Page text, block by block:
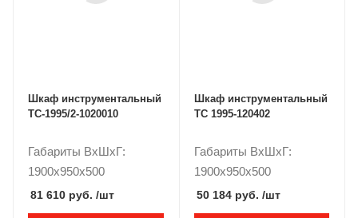
Шкаф инструментальный
TC-1995/2-1020010
Габариты ВxШxГ:
1900x950x500
81 610 руб. /шт
Шкаф инструментальный
ТС 1995-120402
Габариты ВxШxГ:
1900x950x500
50 184 руб. /шт